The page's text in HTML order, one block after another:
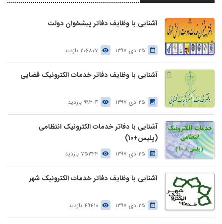
آشنایی با وظایف دفاتر پیشخوان دولت
25 دی 1397 206807 بازدید
آشنایی با وظایف دفاتر خدمات الکترونیک قضایی
25 دی 1397 99304 بازدید
آشنایی با دفاتر خدمات الکترونیک انتظامی
(پلیس+10)
25 دی 1397 75323 بازدید
آشنایی با وظایف دفاتر خدمات الکترونیک شهر
25 دی 1397 49410 بازدید